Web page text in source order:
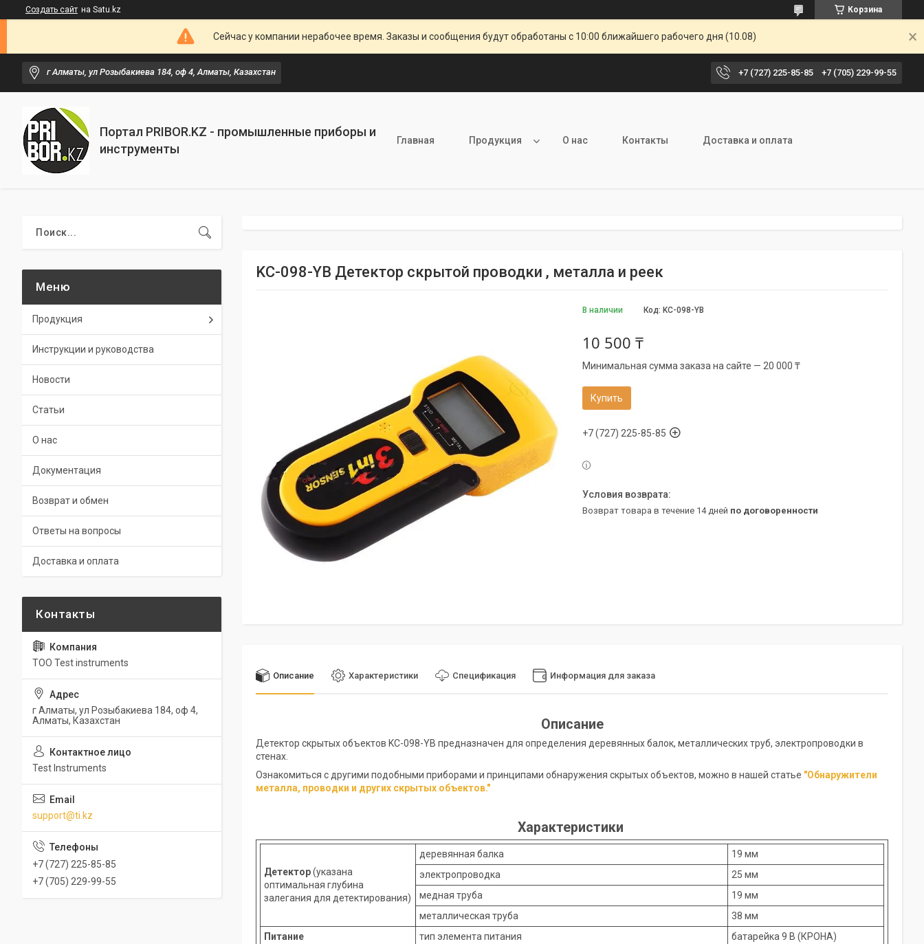
Создать сайт на Satu.kz Корзина
Сейчас у компании нерабочее время. Заказы и сообщения будут обработаны с 10:00 ближайшего рабочего дня (10.08)
г Алматы, ул Розыбакиева 184, оф 4, Алматы, Казахстан +7 (727) 225-85-85 +7 (705) 229-99-55
Портал PRIBOR.KZ - промышленные приборы и
инструменты
Главная Продукция О нас Контакты Доставка и оплата
KC-098-YB Детектор скрытой проводки , металла и реек
В наличии Код: KC-098-YB
10 500 ₸
Минимальная сумма заказа на сайте — 20 000 ₸
Купить
+7 (727) 225-85-85
возврат товара в течение 14 дней по договоренности
Описание Характеристики Спецификация Информация для заказа
Описание
Детектор скрытых объектов KC-098-YB предназначен для определения деревянных балок, металлических труб, электропроводки в
стенах.
Ознакомиться с другими подобными приборами и принципами обнаружения скрытых объектов, можно в нашей статье "Обнаружители
металла, проводки и других скрытых объектов."
Характеристики
Детектор(указана
оптимальная глубина
залегания для детектирования)
деревянная балка
19 мм
электропроводка
25 мм
медная труба
19 мм
металлическая труба
38 мм
Питание
тип элемента питания
батарейка 9 В (КРОНА)
Продукция
Инструкции и руководства
Новости
Статьи
О нас
Документация
Возврат и обмен
Ответы на вопросы
Доставка и оплата
ТОО Test instruments
г Алматы, ул Розыбакиева 184, оф 4,
Алматы, Казахстан
Test Instruments
support@ti.kz
+7 (727) 225-85-85
+7 (705) 229-99-55